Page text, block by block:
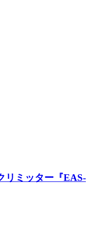
リミッター『EAS-